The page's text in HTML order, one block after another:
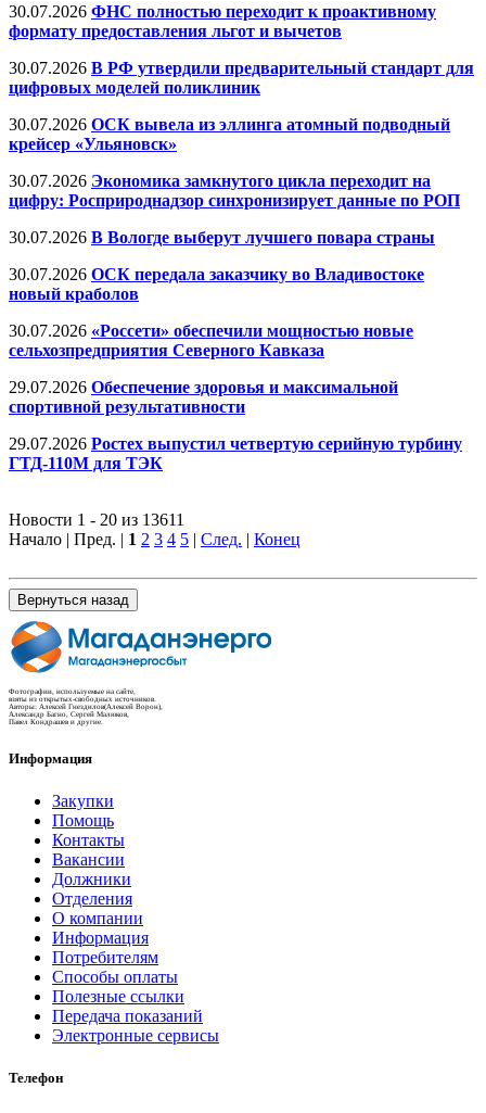
30.07.2026 ФНС полностью переходит к проактивному
формату предоставления льгот и вычетов
30.07.2026 В РФ утвердили предварительный стандарт для
цифровых моделей поликлиник
30.07.2026 ОСК вывела из эллинга атомный подводный
крейсер «Ульяновск»
30.07.2026 Экономика замкнутого цикла переходит на
цифру: Росприроднадзор синхронизирует данные по РОП
30.07.2026 В Вологде выберут лучшего повара страны
30.07.2026 ОСК передала заказчику во Владивостоке
новый краболов
30.07.2026 «Россети» обеспечили мощностью новые
сельхозпредприятия Северного Кавказа
29.07.2026 Обеспечение здоровья и максимальной
спортивной результативности
29.07.2026 Ростех выпустил четвертую серийную турбину
ГТД-110М для ТЭК
Новости 1 - 20 из 13611
Начало | Пред. | 1 2 3 4 5 | След. | Конец
Вернуться назад
Фотографии, используемые на сайте,
взяты из открытых-свободных источников.
Авторы: Алексей Гнездилов(Алексей Ворон),
Александр Багно, Сергей Малюков,
Павел Кондрашев и другие.
Информация
Закупки
Помощь
Контакты
Вакансии
Должники
Отделения
О компании
Информация
Потребителям
Способы оплаты
Полезные ссылки
Передача показаний
Электронные сервисы
Телефон